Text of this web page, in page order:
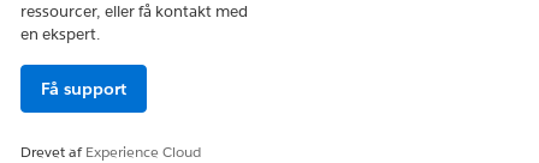
ressourcer, eller få kontakt med
en ekspert.
Få support
Drevet afExperience Cloud